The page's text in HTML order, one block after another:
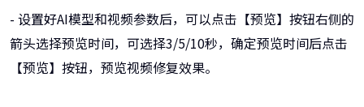
- 设置好AI模型和视频参数后，可以点击【预览】按钮右侧的
箭头选择预览时间，可选择3/5/10秒，确定预览时间后点击
【预览】按钮，预览视频修复效果。